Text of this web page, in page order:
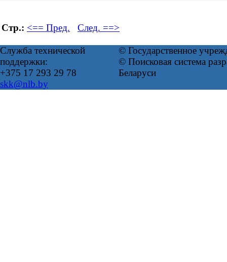
Стр.: <== Пред. След. ==>
Служба технической
поддержки:
+375 17 293 29 78
skk@nlb.by
© Государственное
© Поисковая система
Беларуси